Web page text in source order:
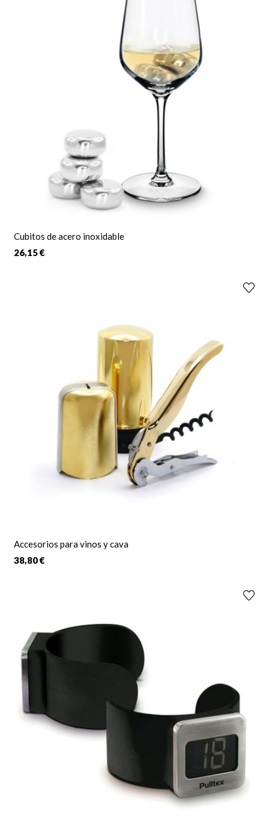
Cubitos de acero inoxidable
26,15 €
Accesorios para vinos y cava
38,80 €